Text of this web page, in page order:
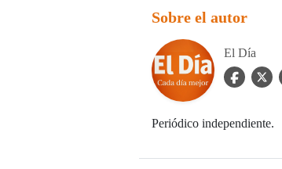
Sobre el autor
El Día
facebook
twitter
Periódico independiente.